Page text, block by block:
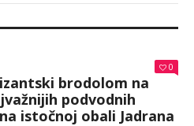
0
brodolom na
podvodnih
istočnoj obali Jadrana